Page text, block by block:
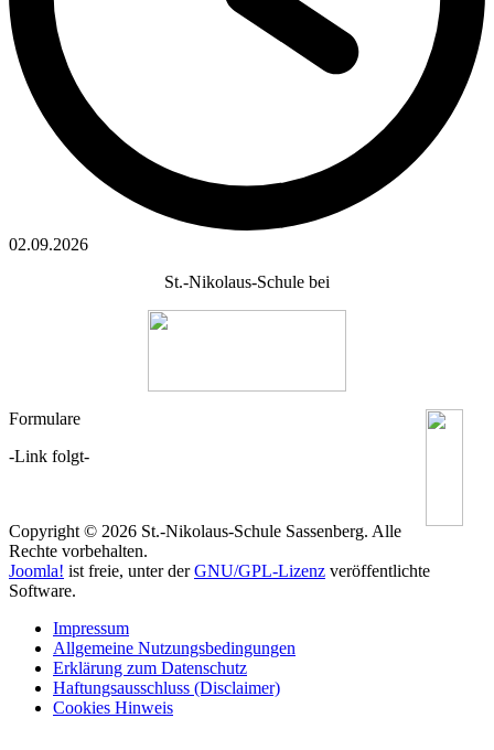
02.09.2026
St.-Nikolaus-Schule bei
Formulare
-Link folgt-
Copyright © 2026 St.-Nikolaus-Schule Sassenberg. Alle
Rechte vorbehalten.
Joomla! ist freie, unter derGNU/GPL-Lizenz veröffentlichte
Software.
Impressum
Allgemeine Nutzungsbedingungen
Erklärung zum Datenschutz
Haftungsausschluss (Disclaimer)
Cookies Hinweis